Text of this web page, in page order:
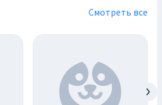
Смотреть все